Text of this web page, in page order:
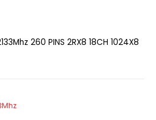
260 PINS 2RX8 18CH 1024X8